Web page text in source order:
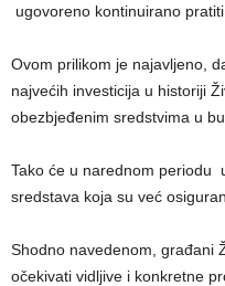
ugovoreno kontinuirano pratiti .
Ovom prilikom je najavljeno,
najvećih investicija u historiji
obezbjeđenim sredstvima u
Tako će u narednom periodu
sredstava koja su već
Shodno navedenom, građani
očekivati vidljive i konkretne